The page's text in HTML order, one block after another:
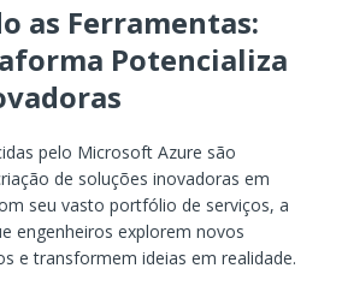
as Ferramentas:
Potencializa
pelo Microsoft Azure são
de soluções inovadoras em
seu vasto portfólio de serviços, a
engenheiros explorem novos
e transformem ideias em realidade.